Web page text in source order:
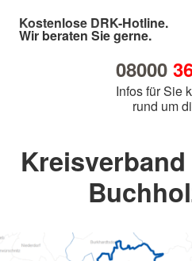
Kostenlose DRK-Hotline.
Wir beraten Sie gerne.
08000
Infos für Sie
rund um